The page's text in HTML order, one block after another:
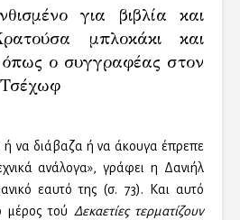
για βιβλία και
μπλοκάκι και
ο συγγραφέας στον
ή να διάβαζα ή να άκουγα έπρεπε
ανάλογα», γράφει η Δανιήλ
εαυτό της (σ. 73). Και αυτό
μέρος τού Δεκαετίες τερματίζουν